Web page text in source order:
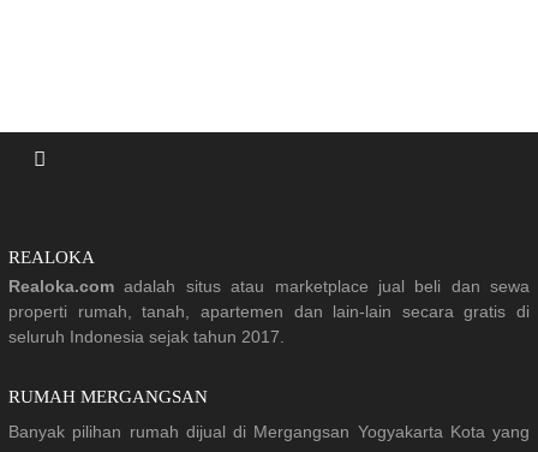
REALOKA
Realoka.com adalah situs atau marketplace jual beli dan sewa
properti rumah, tanah, apartemen dan lain-lain secara gratis di
seluruh Indonesia sejak tahun 2017.
RUMAH MERGANGSAN
Banyak pilihan rumah dijual di Mergangsan Yogyakarta Kota yang